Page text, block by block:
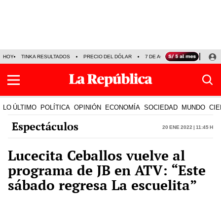
HOY TINKA RESULTADOS PRECIO DEL DÓLAR 7 DE AGOSTO OLLANTA
LO ÚLTIMO POLÍTICA OPINIÓN ECONOMÍA SOCIEDAD MUNDO
Espectáculos 20 Ene 2022 | 11:45 h
Lucecita Ceballos vuelve al
programa de JB en ATV: “Este
sábado regresa La escuelita”